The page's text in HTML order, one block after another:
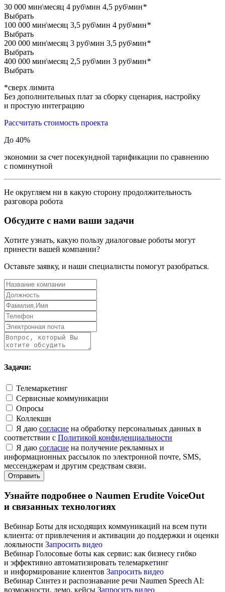
30 000 мин\месяц 4 руб\мин 4,5 руб\мин*
Выбрать
100 000 мин\месяц 3,5 руб\мин 4 руб\мин*
Выбрать
200 000 мин\месяц 3 руб\мин 3,5 руб\мин*
Выбрать
400 000 мин\месяц 2,5 руб\мин 3 руб\мин*
Выбрать
*сверх лимита
Без дополнительных плат за сборку сценария, настройку
и простую интеграцию
Рассчитать стоимость проекта
До 40%
экономии за счет посекундной тарификации по сравнению
с поминутной
Не округляем ни в какую сторону продолжительность
разговора робота
Обсудите с нами ваши задачи
Хотите узнать, какую пользу диалоговые роботы могут
принести вашей компании?
Оставьте заявку, и наши специалисты помогут разобраться.
Задачи:
Телемаркетинг
Сервисные коммуникации
Опросы
Коллекшн
Я даю согласие на обработку персональных данных в
соответствии с Политикой конфиденциальности
Я даю согласие на получение рекламных и
информационных рассылок по электронной почте, SMS,
мессенджерам и другим средствам связи.
Отправить
Узнайте подробнее о Naumen Erudite VoiceOut
и связанных технологиях
Вебинар Боты для исходящих коммуникаций на всем пути
клиента: от привлечения и активации до поддержки и оценки
лояльности Запросить видео
Вебинар Голосовые боты как сервис: как бизнесу гибко
и эффективно автоматизировать телемаркетинг
и информирование клиентов Запросить видео
Вебинар Синтез и распознавание речи Naumen Speech AI:
возможности, демо, кейсы Запросить видео